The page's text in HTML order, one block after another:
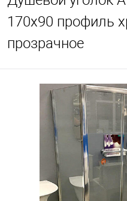
170x90 профиль
прозрачное